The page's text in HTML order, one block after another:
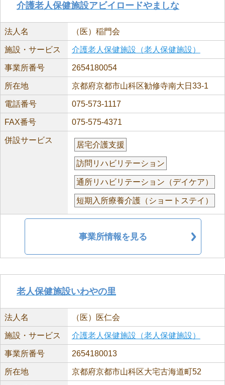
介護老人保健施設アビイロードやましな
法人名 （医）稲門会
施設・サービス 介護老人保健施設（老人保健施設）
事業所番号 2654180054
所在地 京都府京都市山科区勧修寺南大日33-1
電話番号 075-573-1117
FAX番号 075-575-4371
併設サービス
居宅介護支援
訪問リハビリテーション
通所リハビリテーション（デイケア）
短期入所療養介護（ショートステイ）
事業所情報を見る
老人保健施設いわやの里
法人名 （医）医仁会
施設・サービス 介護老人保健施設（老人保健施設）
事業所番号 2654180013
所在地 京都府京都市山科区大宅古海道町52